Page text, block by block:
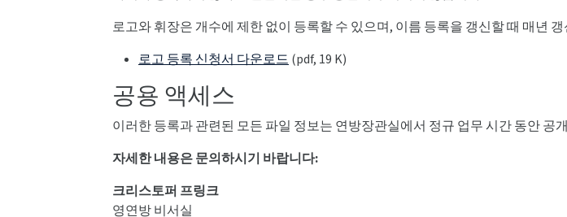
로고와 휘장은 개수에 제한 없이 등록할 수 있으며, 이름 등록을 갱신할 때 매년
로고 등록 신청서 다운로드 (pdf, 19 K)
공용 액세스
이러한 등록과 관련된 모든 파일 정보는 연방장관실에서 정규 업무 시간 동안 공
자세한 내용은 문의하시기 바랍니다:
크리스토퍼 프링크
영연방 비서실